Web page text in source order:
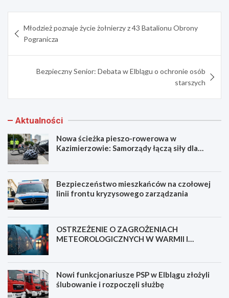
wpisu
Młodzież poznaje życie żołnierzy z 43 Batalionu Obrony
Pogranicza
Bezpieczny Senior: Debata w Elblągu o ochronie osób
starszych
Aktualności
Nowa ścieżka pieszo-rowerowa w
Kazimierzowie: Samorządy łączą siły dla
Bezpieczeństwo mieszkańców na czołowej
linii frontu kryzysowego zarządzania
OSTRZEŻENIE O ZAGROŻENIACH
METEOROLOGICZNYCH W WARMII I
Nowi funkcjonariusze PSP w Elblągu złożyli
ślubowanie i rozpoczęli służbę